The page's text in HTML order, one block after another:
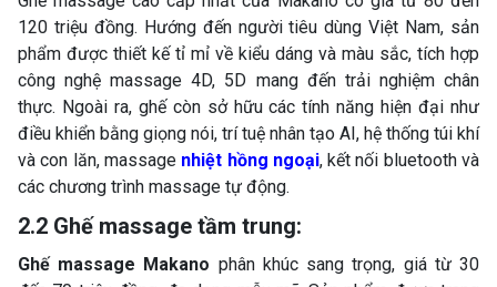
120 triệu đồng. Hướng đến người tiêu dùng Việt Nam, sản
phẩm được thiết kế tỉ mỉ về kiểu dáng và màu sắc, tích hợp
công nghệ massage 4D, 5D mang đến trải nghiệm chân
thực. Ngoài ra, ghế còn sở hữu các tính năng hiện đại như
điều khiển bằng giọng nói, trí tuệ nhân tạo AI, hệ thống túi khí
và con lăn, massage nhiệt hồng ngoại, kết nối bluetooth và
các chương trình massage tự động.
2.2 Ghế massage tầm trung:
Ghế massage Makano phân khúc sang trọng, giá từ 30